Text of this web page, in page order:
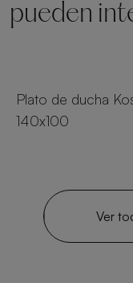
pueden
Plato de ducha
140x100
Ver